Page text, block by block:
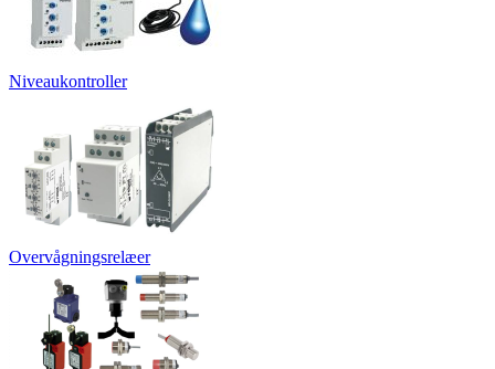
Niveaukontroller
Overvågningsrelæer